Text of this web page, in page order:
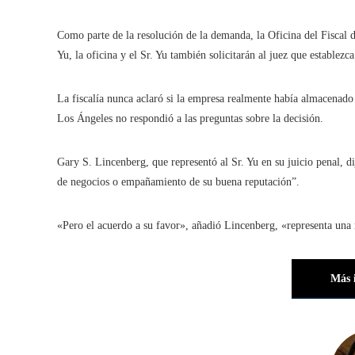
Como parte de la resolución de la demanda, la Oficina del Fiscal
Yu, la oficina y el Sr. Yu también solicitarán al juez que
La fiscalía nunca aclaró si la empresa realmente había
Los Ángeles no respondió a las preguntas sobre la decisión.
Gary S. Lincenberg, que representó al Sr. Yu en su juicio penal,
de negocios o empañamiento de su buena reputación”.
«Pero el acuerdo a su favor», añadió Lincenberg, «representa
Más